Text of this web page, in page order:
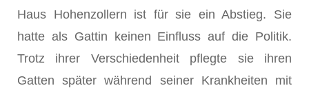
Haus Hohenzollern ist für sie ein Abstieg. Sie
hatte als Gattin keinen Einfluss auf die Politik.
Trotz ihrer Verschiedenheit pflegte sie ihren
Gatten später während seiner Krankheiten mit